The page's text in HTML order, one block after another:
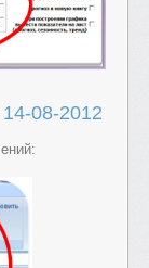
08-2012